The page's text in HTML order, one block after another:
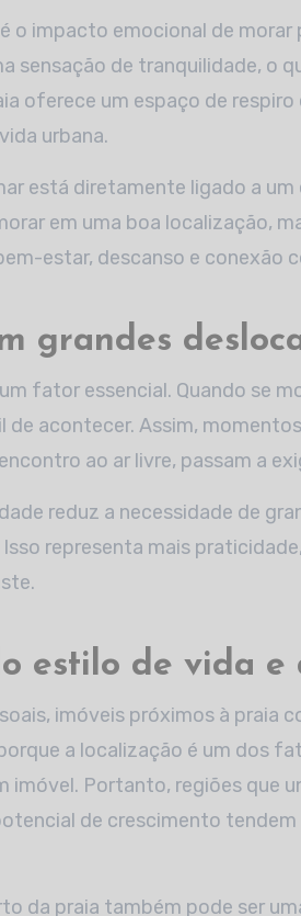
o impacto emocional de morar
sensação de tranquilidade, o
oferece um espaço de
urbana.
está diretamente ligado a
em uma boa localização,
estar, descanso e conexão
grandes
fator essencial. Quando se
de acontecer. Assim,
ao ar livre, passam a
reduz a necessidade de
representa mais
estilo de vida e
imóveis próximos à praia
a localização é um dos
imóvel. Portanto, regiões que
de crescimento tendem
da praia também pode ser